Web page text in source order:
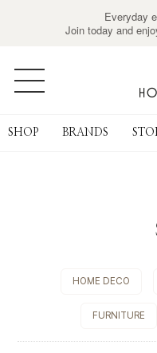
Everyday
Join today and
SHOP BRANDS
HOME DECO
FURNITURE